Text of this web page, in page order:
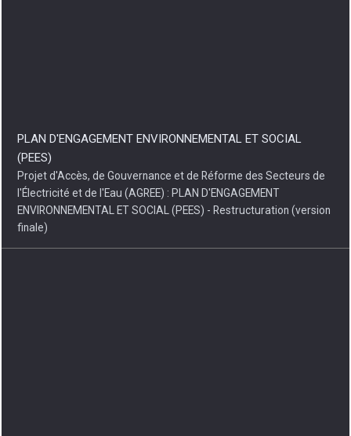
PLAN D'ENGAGEMENT ENVIRONNEMENTAL ET SOCIAL
(PEES)
Projet d'Accès, de Gouvernance et de Réforme des Secteurs de
l'Électricité et de l'Eau (AGREE) : PLAN D'ENGAGEMENT
ENVIRONNEMENTAL ET SOCIAL (PEES) - Restructuration (version
finale)